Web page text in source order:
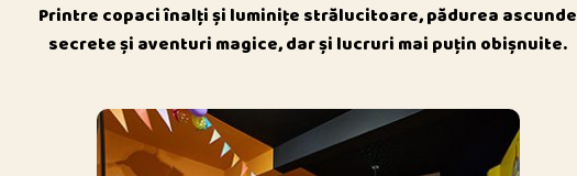
Printre copaci înalți și luminițe strălucitoare, pădurea ascunde
secrete și aventuri magice, dar și lucruri mai puțin obișnuite.